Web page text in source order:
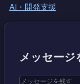
AI・開発支援
メッセージ